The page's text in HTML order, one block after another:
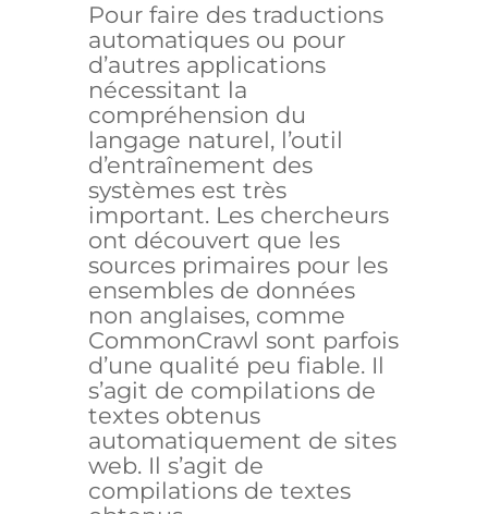
Pour faire des traductions
automatiques ou pour
d’autres applications
nécessitant la
compréhension du
langage naturel, l’outil
d’entraînement des
systèmes est très
important. Les chercheurs
ont découvert que les
sources primaires pour les
ensembles de données
non anglaises, comme
CommonCrawl sont parfois
d’une qualité peu fiable. Il
s’agit de compilations de
textes obtenus
automatiquement de sites
web. Il s’agit de
compilations de textes